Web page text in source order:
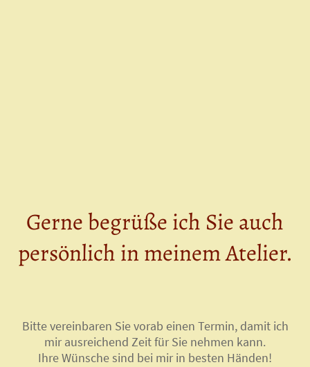
Gerne begrüße ich Sie auch
persönlich in meinem Atelier.
Bitte vereinbaren Sie vorab einen Termin, damit ich
mir ausreichend Zeit für Sie nehmen kann.
Ihre Wünsche sind bei mir in besten Händen!